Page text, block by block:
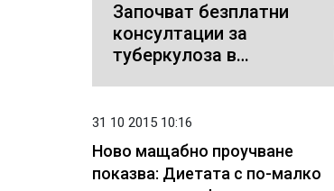
Започват безплатни
консултации за
туберкулоза в
31 10 2015 10:16
Ново мащабно проучване
показва: Диетата с по-малко